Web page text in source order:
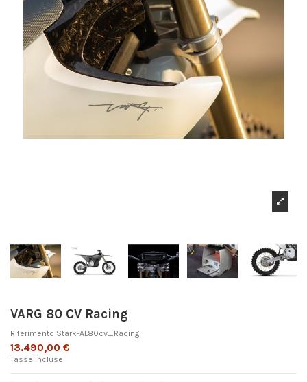
VARG 80 CV Racing
Riferimento Stark-AL80cv_Racing
13.490,00 €
Tasse incluse